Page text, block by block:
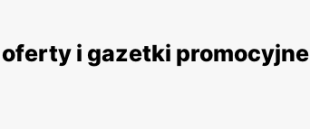
i gazetki promocyjne